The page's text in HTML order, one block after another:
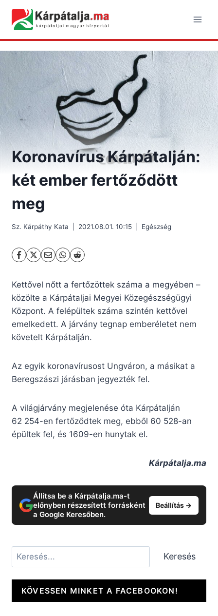
content
Koronavírus Kárpátalján:
két ember fertőződött
meg
Sz. Kárpáthy Kata 2021.08.01. 10:15 Egészség
Kettővel nőtt a fertőzöttek száma a megyében –
közölte a Kárpátaljai Megyei Közegészségügyi
Központ. A felépültek száma szintén kettővel
emelkedett. A járvány tegnap emberéletet nem
követelt Kárpátalján.
Az egyik koronavírusost Ungváron, a másikat a
Beregszászi járásban jegyezték fel.
A világjárvány megjelenése óta Kárpátalján
62 254-en fertőződtek meg, ebből 60 528-an
épültek fel, és 1609-en hunytak el.
Kárpátalja.ma
Állítsa be a Kárpátalja.ma-t
előnyben részesített forrásként
a Google Keresőben.
Beállítás →
Keresés Keresés
KÖVESSEN MINKET A FACEBOOKON!